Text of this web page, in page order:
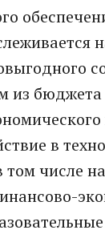
из
в
числе